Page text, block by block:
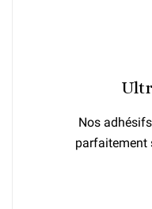
Nos
parfaitement